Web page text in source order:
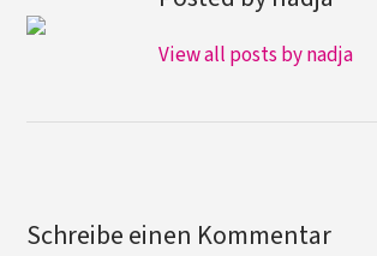
View all posts by nadja
Schreibe einen Kommentar